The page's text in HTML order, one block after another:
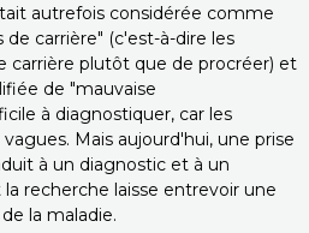
autrefois considérée comme
carrière" (c'est-à-dire les
carrière plutôt que de procréer) et
de "mauvaise
à diagnostiquer, car les
Mais aujourd'hui, une prise
à un diagnostic et à un
recherche laisse entrevoir une
de la maladie.